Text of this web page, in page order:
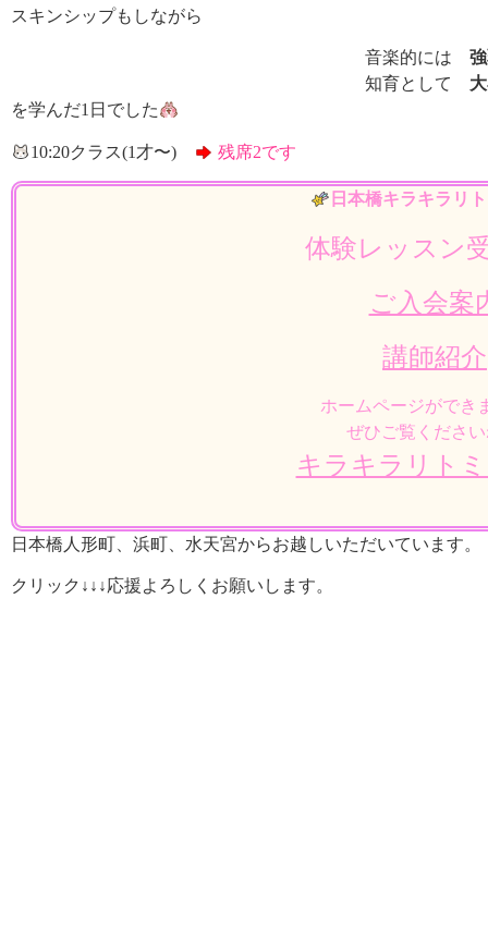
スキンシップもしながら
音楽的には
知育として
を学んだ1日でした
10:20クラス(1才〜) 残席2です
日本橋キラキラリ
体験レッスン
ご入会案
講師紹介
ホームページができ
ぜひご覧くださ
キラキラリト
日本橋人形町、浜町、水天宮からお越しいただいています。
クリック↓↓↓応援よろしくお願いします。